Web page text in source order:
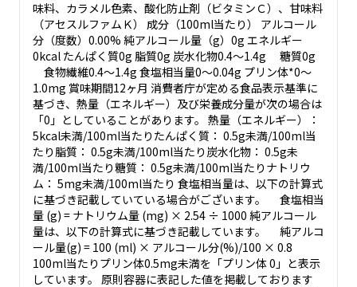
味料、カラメル色素、酸化防止剤（ビタミンＣ）、甘味料
（アセスルファムＫ） 成分（100ml当たり） アルコール
分（度数）0.00% 純アルコール量（g）0g エネルギー
0kcal たんぱく質0g 脂質0g 炭水化物0.4～1.4g 糖質0g
食物繊維0.4～1.4g 食塩相当量0～0.04g プリン体*0～
1.0mg 賞味期間12ヶ月 消費者庁が定める食品表示基準に
基づき、熱量（エネルギー）及び栄養成分量が次の場合は
「0」としていることがあります。 熱量（エネルギー）：
5kcal未満/100ml当たりたんぱく質： 0.5g未満/100ml当
たり脂質： 0.5g未満/100ml当たり炭水化物： 0.5g未
満/100ml当たり糖質： 0.5g未満/100ml当たりナトリウ
ム： 5mg未満/100ml当たり 食塩相当量は、以下の計算式
に基づき記載していている場合がございます。 食塩相当
量 (g) = ナトリウム量 (mg) × 2.54 ÷ 1000 純アルコール
量は、以下の計算式に基づき記載しています。 純アルコ
ール量(g) = 100 (ml) × アルコール分(%)/100 × 0.8
100ml当たりプリン体0.5mg未満を「プリン体 0」と表示
しています。 原則容器に表記した値を掲載しております